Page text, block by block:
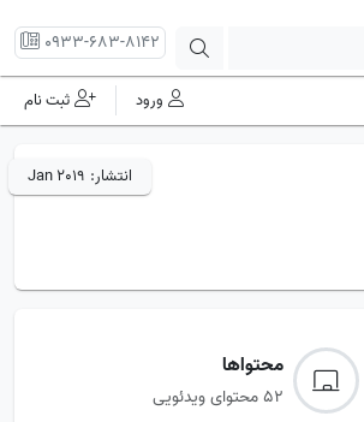
0933-683-8142
ورود ثبت نام
انتشار: Jan 2019
محتواها
52 محتوای ویدئویی